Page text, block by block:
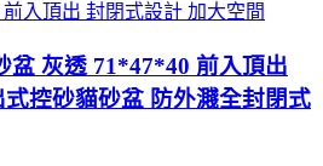
入頂出 封閉式設計 加大空間
盆 灰透 71*47*40 前入頂出
控砂貓砂盆 防外濺全封閉式